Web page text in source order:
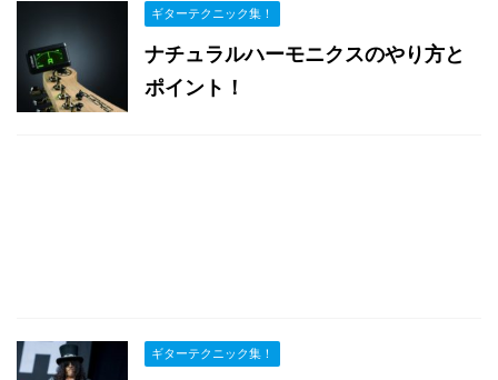
ギターテクニック集！
ナチュラルハーモニクスのやり方と
ポイント！
ギターテクニック集！